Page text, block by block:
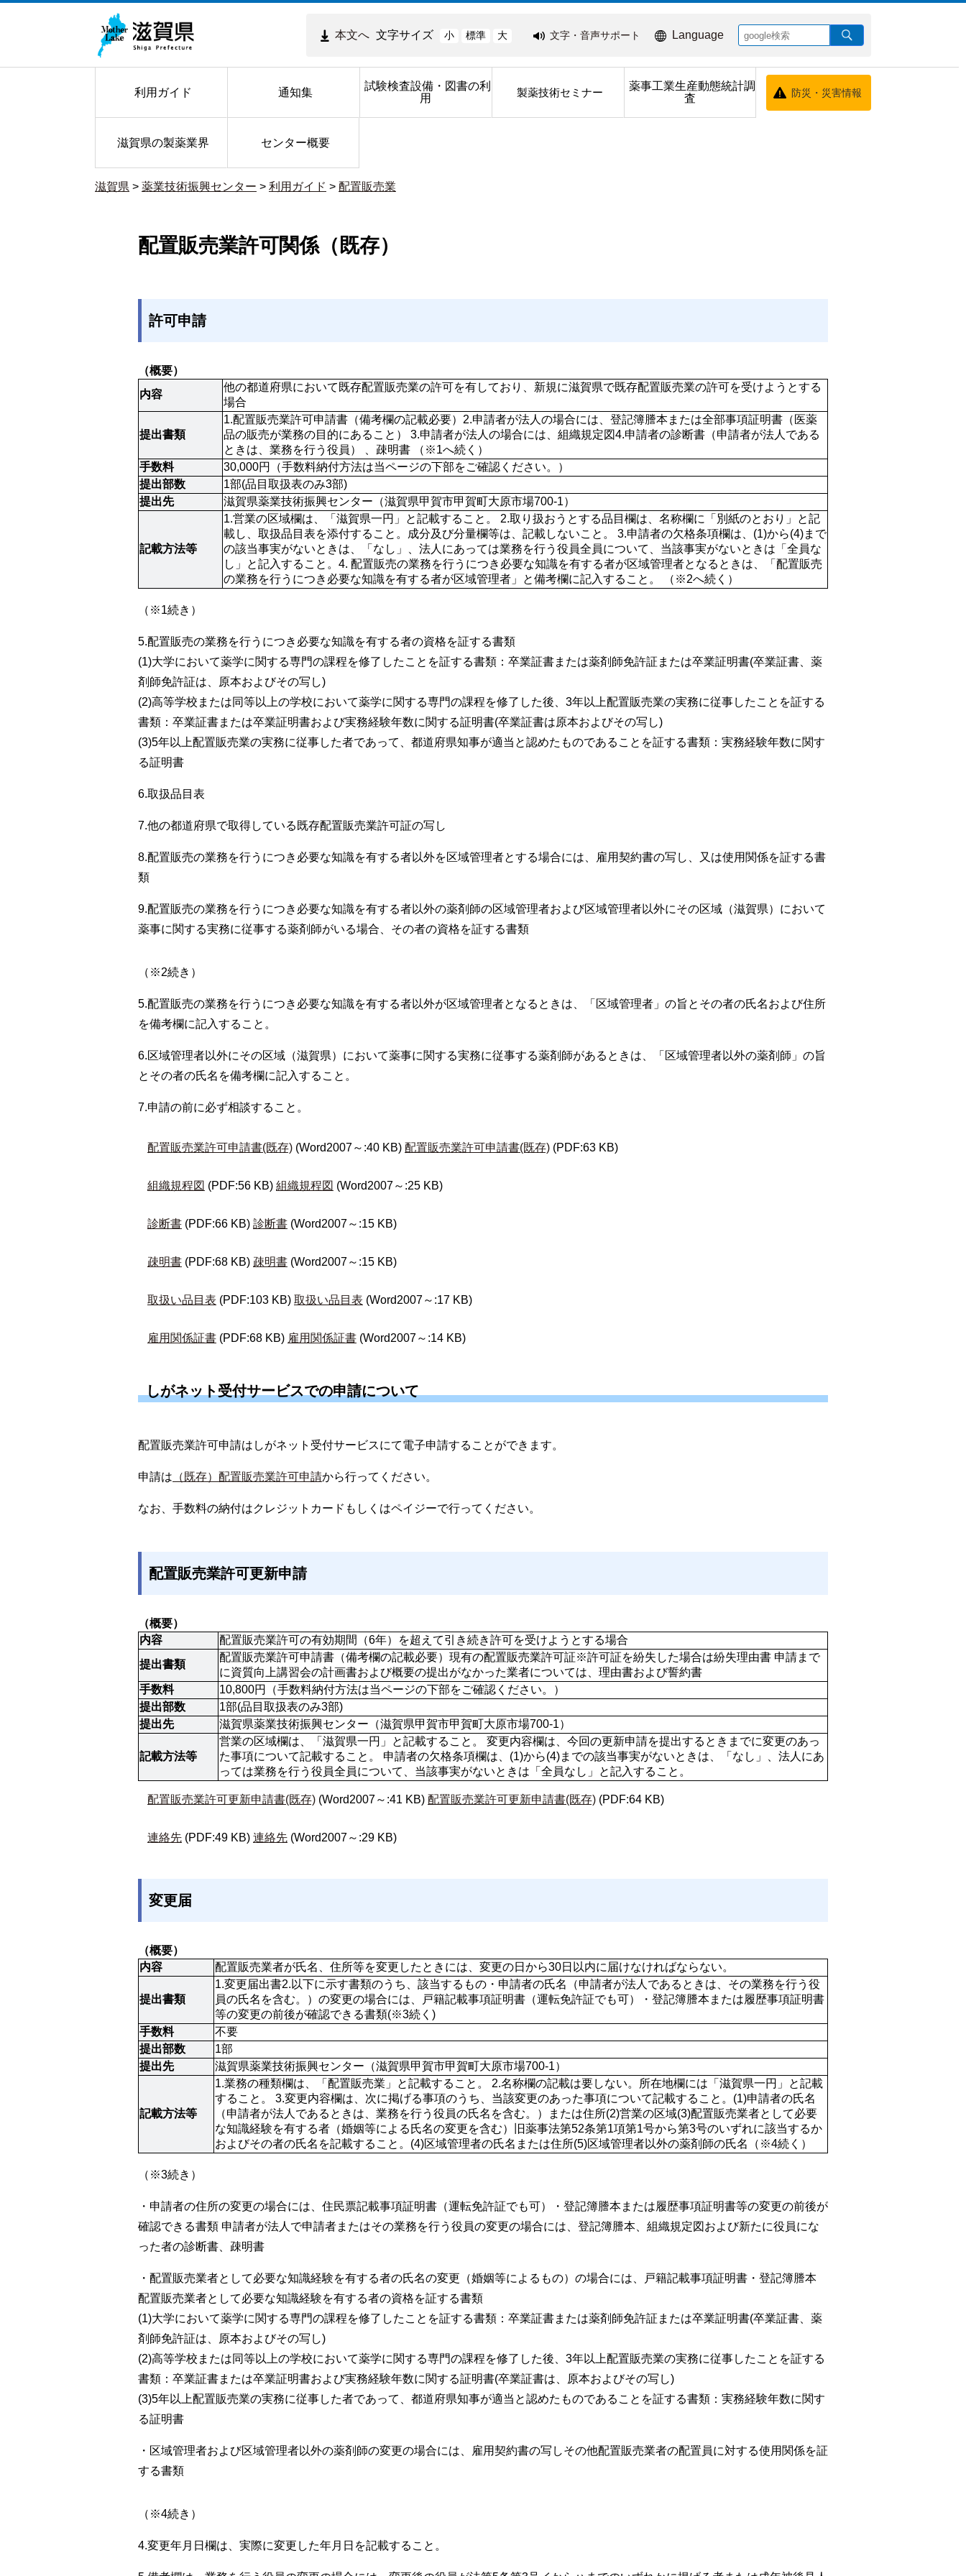
本文へ 文字サイズ 小 標準 大 文字・音声サポート Language
利用ガイド 通知集
試験検査設備・図書の利
用
製薬技術セミナー
薬事工業生産動態統計調
査
滋賀県の製薬業界 センター概要
防災・災害情報
滋賀県 > 薬業技術振興センター > 利用ガイド > 配置販売業
配置販売業許可関係（既存）
許可申請
（概要）
内容
他の都道府県において既存配置販売業の許可を有しており、新規に滋賀県で既存配置販売業の許可を受けようとする
場合
提出書類
1.配置販売業許可申請書（備考欄の記載必要）2.申請者が法人の場合には、登記簿謄本または全部事項証明書（医薬
品の販売が業務の目的にあること） 3.申請者が法人の場合には、組織規定図4.申請者の診断書（申請者が法人である
ときは、業務を行う役員） 、疎明書 （※1へ続く）
手数料
30,000円（手数料納付方法は当ページの下部をご確認ください。）
提出部数
1部(品目取扱表のみ3部)
提出先
滋賀県薬業技術振興センター（滋賀県甲賀市甲賀町大原市場700-1）
記載方法等
1.営業の区域欄は、「滋賀県一円」と記載すること。 2.取り扱おうとする品目欄は、名称欄に「別紙のとおり」と記
載し、取扱品目表を添付すること。成分及び分量欄等は、記載しないこと。 3.申請者の欠格条項欄は、(1)から(4)まで
の該当事実がないときは、「なし」、法人にあっては業務を行う役員全員について、当該事実がないときは「全員な
し」と記入すること。4. 配置販売の業務を行うにつき必要な知識を有する者が区域管理者となるときは、「配置販売
の業務を行うにつき必要な知識を有する者が区域管理者」と備考欄に記入すること。 （※2へ続く）
（※1続き）
5.配置販売の業務を行うにつき必要な知識を有する者の資格を証する書類
(1)大学において薬学に関する専門の課程を修了したことを証する書類：卒業証書または薬剤師免許証または卒業証明書(卒業証書、薬
剤師免許証は、原本およびその写し)
(2)高等学校または同等以上の学校において薬学に関する専門の課程を修了した後、3年以上配置販売業の実務に従事したことを証する
書類：卒業証書または卒業証明書および実務経験年数に関する証明書(卒業証書は原本およびその写し)
(3)5年以上配置販売業の実務に従事した者であって、都道府県知事が適当と認めたものであることを証する書類：実務経験年数に関す
る証明書
6.取扱品目表
7.他の都道府県で取得している既存配置販売業許可証の写し
8.配置販売の業務を行うにつき必要な知識を有する者以外を区域管理者とする場合には、雇用契約書の写し、又は使用関係を証する書
類
9.配置販売の業務を行うにつき必要な知識を有する者以外の薬剤師の区域管理者および区域管理者以外にその区域（滋賀県）において
薬事に関する実務に従事する薬剤師がいる場合、その者の資格を証する書類
（※2続き）
5.配置販売の業務を行うにつき必要な知識を有する者以外が区域管理者となるときは、「区域管理者」の旨とその者の氏名および住所
を備考欄に記入すること。
6.区域管理者以外にその区域（滋賀県）において薬事に関する実務に従事する薬剤師があるときは、「区域管理者以外の薬剤師」の旨
とその者の氏名を備考欄に記入すること。
7.申請の前に必ず相談すること。
配置販売業許可申請書(既存) (Word2007～:40 KB) 配置販売業許可申請書(既存) (PDF:63 KB)
組織規程図 (PDF:56 KB) 組織規程図 (Word2007～:25 KB)
診断書 (PDF:66 KB) 診断書 (Word2007～:15 KB)
疎明書 (PDF:68 KB) 疎明書 (Word2007～:15 KB)
取扱い品目表 (PDF:103 KB) 取扱い品目表 (Word2007～:17 KB)
雇用関係証書 (PDF:68 KB) 雇用関係証書 (Word2007～:14 KB)
しがネット受付サービスでの申請について
配置販売業許可申請はしがネット受付サービスにて電子申請することができます。
申請は （既存）配置販売業許可申請から行ってください。
なお、手数料の納付はクレジットカードもしくはペイジーで行ってください。
配置販売業許可更新申請
（概要）
内容
配置販売業許可の有効期間（6年）を超えて引き続き許可を受けようとする場合
提出書類
配置販売業許可申請書（備考欄の記載必要）現有の配置販売業許可証※許可証を紛失した場合は紛失理由書 申請まで
に資質向上講習会の計画書および概要の提出がなかった業者については、理由書および誓約書
手数料
10,800円（手数料納付方法は当ページの下部をご確認ください。）
提出部数
1部(品目取扱表のみ3部)
提出先
滋賀県薬業技術振興センター（滋賀県甲賀市甲賀町大原市場700-1）
記載方法等
営業の区域欄は、「滋賀県一円」と記載すること。 変更内容欄は、今回の更新申請を提出するときまでに変更のあっ
た事項について記載すること。 申請者の欠格条項欄は、(1)から(4)までの該当事実がないときは、「なし」、法人にあ
っては業務を行う役員全員について、当該事実がないときは「全員なし」と記入すること。
配置販売業許可更新申請書(既存) (Word2007～:41 KB) 配置販売業許可更新申請書(既存) (PDF:64 KB)
連絡先 (PDF:49 KB) 連絡先 (Word2007～:29 KB)
変更届
（概要）
内容
配置販売業者が氏名、住所等を変更したときには、変更の日から30日以内に届けなければならない。
提出書類
1.変更届出書2.以下に示す書類のうち、該当するもの・申請者の氏名（申請者が法人であるときは、その業務を行う役
員の氏名を含む。）の変更の場合には、戸籍記載事項証明書（運転免許証でも可）・登記簿謄本または履歴事項証明書
等の変更の前後が確認できる書類(※3続く)
手数料
不要
提出部数
1部
提出先
滋賀県薬業技術振興センター（滋賀県甲賀市甲賀町大原市場700-1）
記載方法等
1.業務の種類欄は、「配置販売業」と記載すること。 2.名称欄の記載は要しない。所在地欄には「滋賀県一円」と記載
すること。 3.変更内容欄は、次に掲げる事項のうち、当該変更のあった事項について記載すること。(1)申請者の氏名
（申請者が法人であるときは、業務を行う役員の氏名を含む。）または住所(2)営業の区域(3)配置販売業者として必要
な知識経験を有する者（婚姻等による氏名の変更を含む）旧薬事法第52条第1項第1号から第3号のいずれに該当するか
およびその者の氏名を記載すること。(4)区域管理者の氏名または住所(5)区域管理者以外の薬剤師の氏名（※4続く）
（※3続き）
・申請者の住所の変更の場合には、住民票記載事項証明書（運転免許証でも可）・登記簿謄本または履歴事項証明書等の変更の前後が
確認できる書類 申請者が法人で申請者またはその業務を行う役員の変更の場合には、登記簿謄本、組織規定図および新たに役員にな
った者の診断書、疎明書
・配置販売業者として必要な知識経験を有する者の氏名の変更（婚姻等によるもの）の場合には、戸籍記載事項証明書・登記簿謄本
配置販売業者として必要な知識経験を有する者の資格を証する書類
(1)大学において薬学に関する専門の課程を修了したことを証する書類：卒業証書または薬剤師免許証または卒業証明書(卒業証書、薬
剤師免許証は、原本およびその写し)
(2)高等学校または同等以上の学校において薬学に関する専門の課程を修了した後、3年以上配置販売業の実務に従事したことを証する
書類：卒業証書または卒業証明書および実務経験年数に関する証明書(卒業証書は、原本およびその写し)
(3)5年以上配置販売業の実務に従事した者であって、都道府県知事が適当と認めたものであることを証する書類：実務経験年数に関す
る証明書
・区域管理者および区域管理者以外の薬剤師の変更の場合には、雇用契約書の写しその他配置販売業者の配置員に対する使用関係を証
する書類
（※4続き）
4.変更年月日欄は、実際に変更した年月日を記載すること。